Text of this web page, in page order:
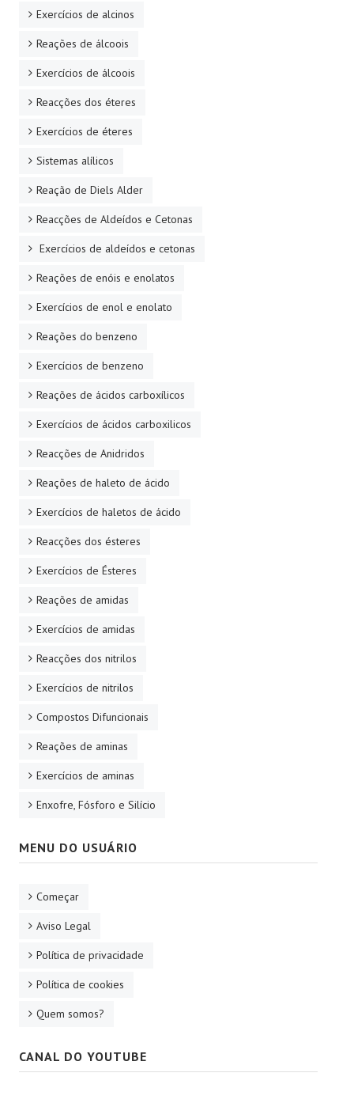
Exercícios de alcinos
Reações de álcoois
Exercícios de álcoois
Reacções dos éteres
Exercícios de éteres
Sistemas alílicos
Reação de Diels Alder
Reacções de Aldeídos e Cetonas
Exercícios de aldeídos e cetonas
Reações de enóis e enolatos
Exercícios de enol e enolato
Reações do benzeno
Exercícios de benzeno
Reações de ácidos carboxílicos
Exercícios de ácidos carboxilicos
Reacções de Anidridos
Reações de haleto de ácido
Exercícios de haletos de ácido
Reacções dos ésteres
Exercícios de Ésteres
Reações de amidas
Exercícios de amidas
Reacções dos nitrilos
Exercícios de nitrilos
Compostos Difuncionais
Reações de aminas
Exercícios de aminas
Enxofre, Fósforo e Silício
MENU DO USUÁRIO
Começar
Aviso Legal
Política de privacidade
Política de cookies
Quem somos?
CANAL DO YOUTUBE